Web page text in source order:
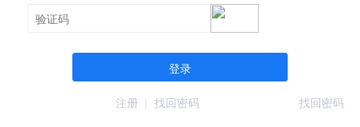
登录
注册 | 找回密码 找回密码